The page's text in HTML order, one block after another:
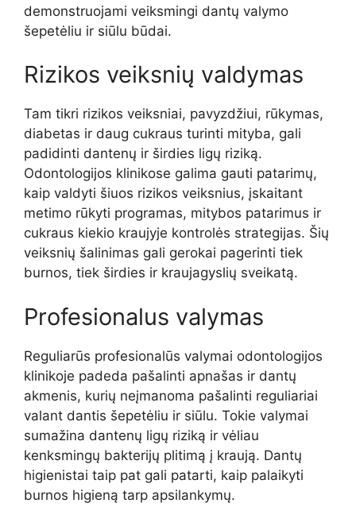
demonstruojami veiksmingi dantų valymo
šepetėliu ir siūlu būdai.
Rizikos veiksnių valdymas
Tam tikri rizikos veiksniai, pavyzdžiui, rūkymas,
diabetas ir daug cukraus turinti mityba, gali
padidinti dantenų ir širdies ligų riziką.
Odontologijos klinikose galima gauti patarimų,
kaip valdyti šiuos rizikos veiksnius, įskaitant
metimo rūkyti programas, mitybos patarimus ir
cukraus kiekio kraujyje kontrolės strategijas. Šių
veiksnių šalinimas gali gerokai pagerinti tiek
burnos, tiek širdies ir kraujagyslių sveikatą.
Profesionalus valymas
Reguliarūs profesionalūs valymai odontologijos
klinikoje padeda pašalinti apnašas ir dantų
akmenis, kurių neįmanoma pašalinti reguliariai
valant dantis šepetėliu ir siūlu. Tokie valymai
sumažina dantenų ligų riziką ir vėliau
kenksmingų bakterijų plitimą į kraują. Dantų
higienistai taip pat gali patarti, kaip palaikyti
burnos higieną tarp apsilankymų.